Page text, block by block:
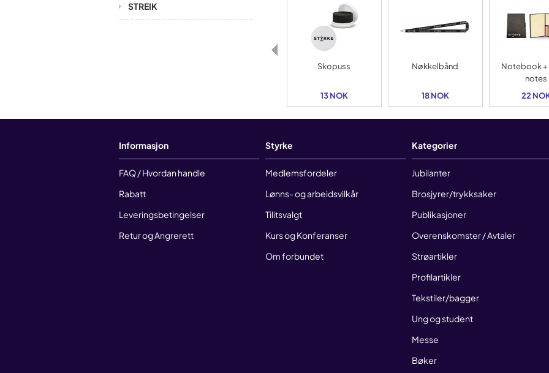
STREIK
Skopuss
13 NOK
Nøkkelbånd
18 NOK
Notebook
notes
22
Informasjon
FAQ / Hvordan handle
Rabatt
Leveringsbetingelser
Retur og Angrerett
Styrke
Medlemsfordeler
Lønns- og arbeidsvilkår
Tilitsvalgt
Kurs og Konferanser
Om forbundet
Kategorier
Jubilanter
Brosjyrer/trykksaker
Publikasjoner
Overenskomster / Avtaler
Strøartikler
Profilartikler
Tekstiler/bagger
Ung og student
Messe
Bøker